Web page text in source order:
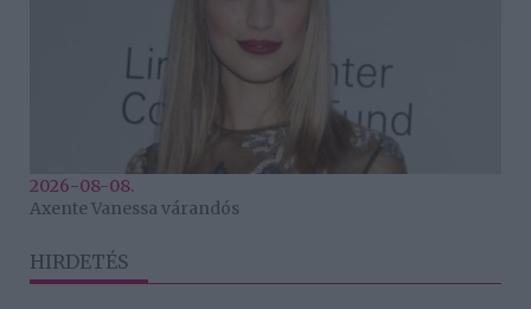
2026-08-08.
Axente Vanessa várandós
HIRDETÉS